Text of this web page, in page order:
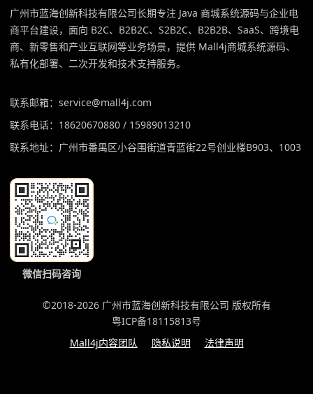
广州市蓝海创新科技有限公司长期专注 Java 商城系统源码与企业电
商平台建设，面向 B2C、B2B2C、S2B2C、B2B2B、SaaS、跨境电
商、新零售和产业互联网等业务场景，提供 Mall4j商城系统源码、
私有化部署、二次开发和技术支持服务。
联系邮箱：service@mall4j.com
联系电话：18620670880 / 15989013210
联系地址：广州市番禺区小谷围街道青蓝街22号创业楼B903、1003
微信扫码咨询
©2018-2026 广州市蓝海创新科技有限公司 版权所有
粤ICP备18115813号
Mall4j内容团队
隐私说明 法律声明